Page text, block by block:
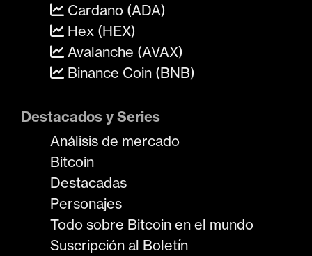
Cardano (ADA)
Hex (HEX)
Avalanche (AVAX)
Binance Coin (BNB)
Destacados y Series
Análisis de mercado
Bitcoin
Destacadas
Personajes
Todo sobre Bitcoin en el mundo
Suscripción al Boletín